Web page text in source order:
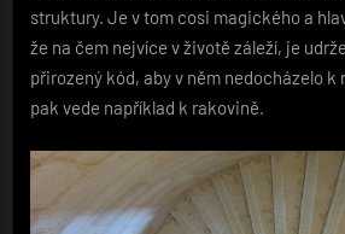
struktury. Je v tom cosi magického a
že na čem nejvíce v životě záleží, je
přirozený kód, aby v něm nedocházelo k
pak vede například k rakovině.